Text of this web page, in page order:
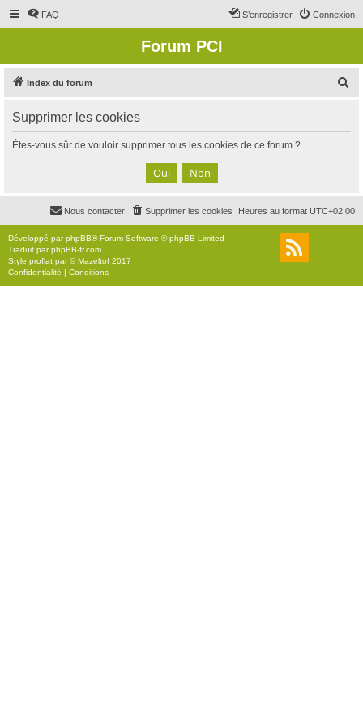
FAQ Connexion
S’enregistrer
Forum PCI
Index du forum
c
Supprimer les cookies
Êtes-vous sûr de vouloir supprimer tous les cookies de ce forum ?
Heures au format UTC+02:00
Supprimer les cookies
Nous contacter
Développé parphpBB® Forum Software © phpBB Limited
Traduit parphpBB-fr.com
Style proflat par ©Mazeltof 2017
Confidentialité | Conditions